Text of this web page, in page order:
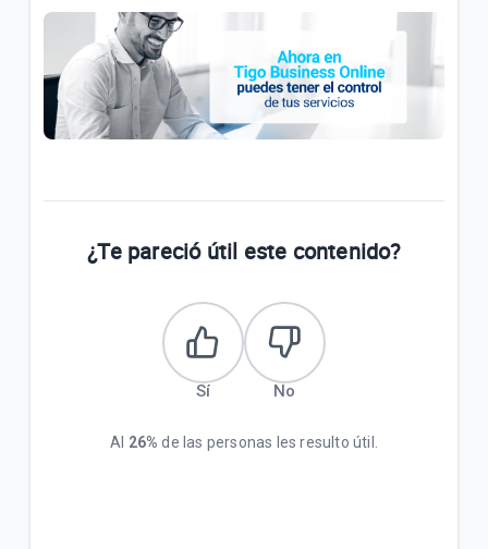
¿Te pareció útil este contenido?
Sí No
Al 26% de las personas les resulto útil.